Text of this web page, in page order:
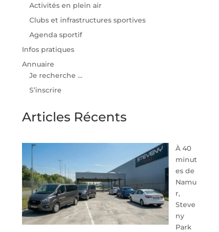
Activités en plein air
Clubs et infrastructures sportives
Agenda sportif
Infos pratiques
Annuaire
Je recherche …
S’inscrire
Articles Récents
À 40
minut
es de
Namu
r,
Steve
ny
Park